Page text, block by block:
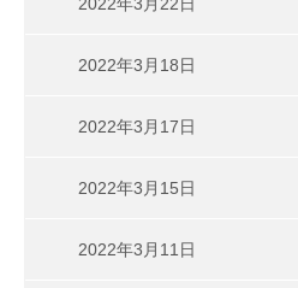
2022年3月18日
2022年3月17日
2022年3月15日
2022年3月11日